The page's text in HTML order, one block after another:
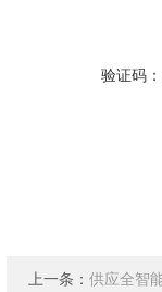
验证码：
上一条： 供应全智